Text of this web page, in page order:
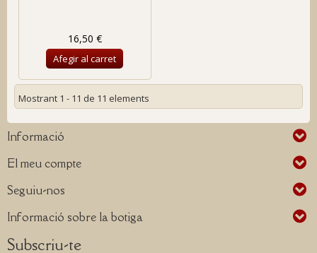
16,50 €
Afegir al carret
Mostrant 1 - 11 de 11 elements
Informació
El meu compte
Seguiu-nos
Informació sobre la botiga
Subscriu-te